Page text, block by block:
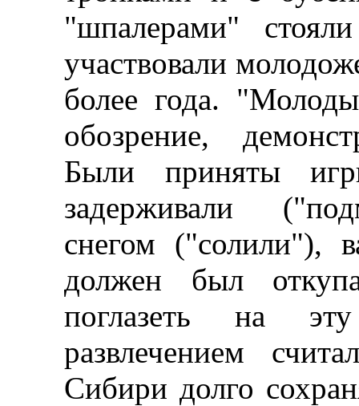
"шпалерами"
участвовали
более года.
обозрение,
Были приняты
задерживали
снегом ("солили"),
должен был
поглазеть на
развлечением
Сибири долго